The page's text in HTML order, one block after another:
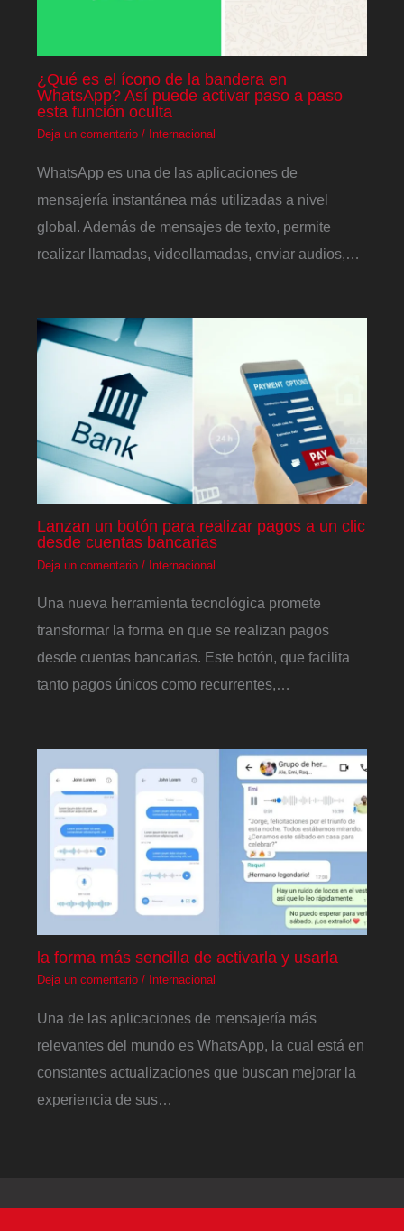
¿Qué es el ícono de la bandera en
WhatsApp? Así puede activar paso a paso
esta función oculta
Deja un comentario / Internacional
WhatsApp es una de las aplicaciones de
mensajería instantánea más utilizadas a nivel
global. Además de mensajes de texto, permite
realizar llamadas, videollamadas, enviar audios,…
Lanzan un botón para realizar pagos a un clic
desde cuentas bancarias
Deja un comentario / Internacional
Una nueva herramienta tecnológica promete
transformar la forma en que se realizan pagos
desde cuentas bancarias. Este botón, que facilita
tanto pagos únicos como recurrentes,…
la forma más sencilla de activarla y usarla
Deja un comentario / Internacional
Una de las aplicaciones de mensajería más
relevantes del mundo es WhatsApp, la cual está en
constantes actualizaciones que buscan mejorar la
experiencia de sus…